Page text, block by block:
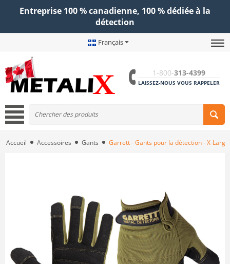
Entreprise 100 % canadienne, 100 % dédiée à la
détection
Français
1-800-313-4399
LAISSEZ-NOUS VOUS RAPPELER
Accueil Accessoires Gants Garrett - Gants pour la détection - X-Large